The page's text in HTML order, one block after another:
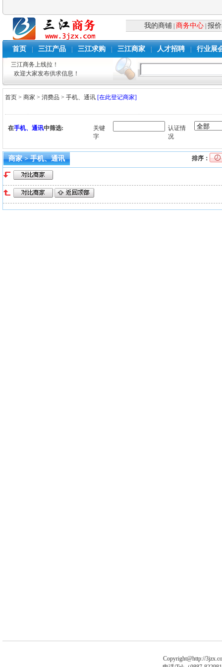
我的商铺 商务中心 |报
首页 三江产品 三江求购 三江商家 人才招聘 行业展
三江商务上线拉！
欢迎大家发布供求信息！
首页 >商家 >消费品 >手机、通讯 [在此登记商家]
在手机、通讯中筛选:
关键
字
认证情
况
商家 > 手机、通讯 排序：
Copyright@http://